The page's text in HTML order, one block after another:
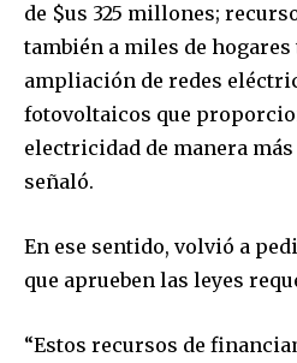
de $us 325 millones;
también a miles de
ampliación de redes
fotovoltaicos que
electricidad de manera
señaló.
En ese sentido, volvió a
que aprueben las leyes
“Estos recursos de